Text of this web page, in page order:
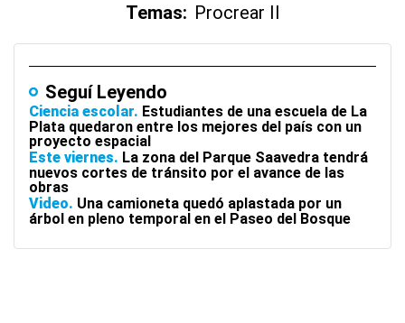
Temas: Procrear II
Seguí Leyendo
Ciencia escolar Estudiantes de una escuela de La
Plata quedaron entre los mejores del país con un
proyecto espacial
Este viernes La zona del Parque Saavedra tendrá
nuevos cortes de tránsito por el avance de las
obras
Video Una camioneta quedó aplastada por un
árbol en pleno temporal en el Paseo del Bosque